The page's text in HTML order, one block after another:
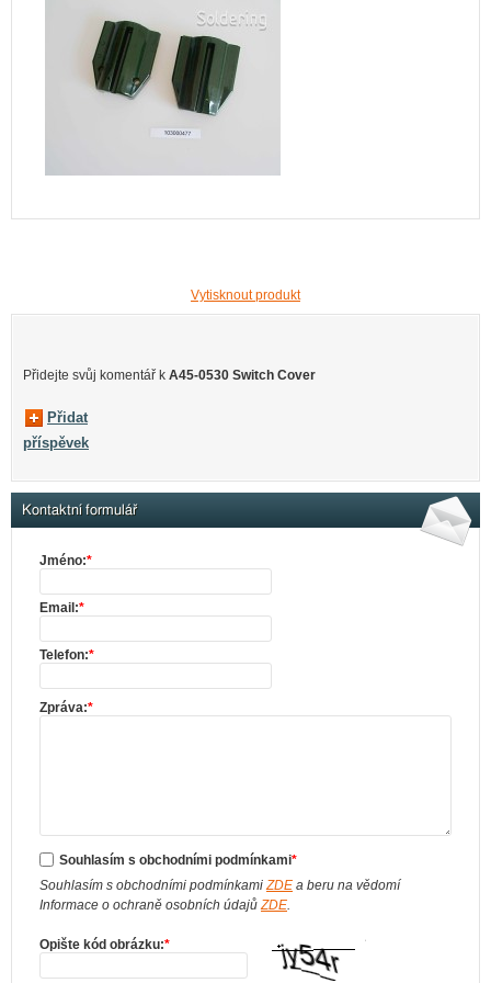
Vytisknout produkt
Přidejte svůj komentář k A45-0530 Switch Cover
Přidat
příspěvek
Kontaktní formulář
Jméno:*
Email:*
Telefon:*
Zpráva:*
Souhlasím s obchodními podmínkami*
Souhlasím s obchodními podmínkamiZDE a beru na vědomí
Informace o ochraně osobních údajůZDE.
Opište kód obrázku:*